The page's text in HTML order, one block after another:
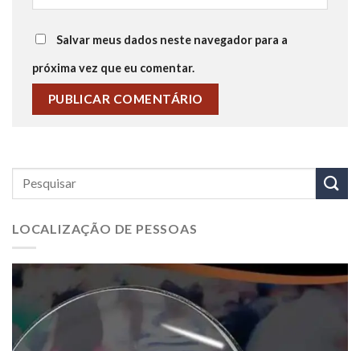
Salvar meus dados neste navegador para a
próxima vez que eu comentar.
LOCALIZAÇÃO DE PESSOAS